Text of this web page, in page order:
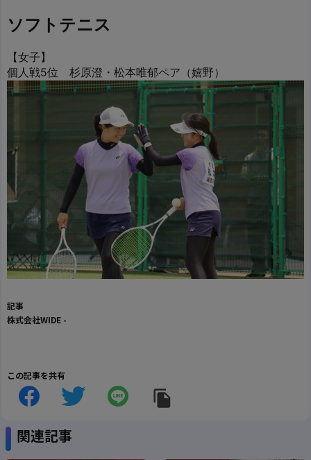
ソフトテニス
【女子】
個人戦5位 杉原澄・松本唯郁ペア（嬉野）
記事
株式会社WIDE-
この記事を共有
関連記事